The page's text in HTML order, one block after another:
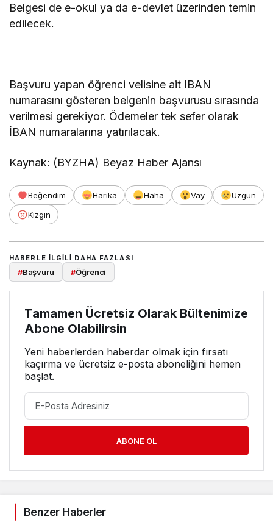
Belgesi de e-okul ya da e-devlet üzerinden temin
edilecek.
Başvuru yapan öğrenci velisine ait IBAN
numarasını gösteren belgenin başvurusu sırasında
verilmesi gerekiyor. Ödemeler tek sefer olarak
İBAN numaralarına yatırılacak.
Kaynak: (BYZHA) Beyaz Haber Ajansı
Beğendim Harika Haha Vay
Üzgün
Kızgın
HABERLE ILGILI DAHA FAZLASI
#Başvuru #Öğrenci
Tamamen Ücretsiz Olarak Bültenimize
Abone Olabilirsin
Yeni haberlerden haberdar olmak için fırsatı
kaçırma ve ücretsiz e-posta aboneliğini hemen
başlat.
ABONE OL
Benzer Haberler